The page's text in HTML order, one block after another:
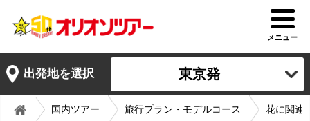
メニュー
出発地を選択 東京発
国内ツアー 旅行プラン・モデルコース 花に関連